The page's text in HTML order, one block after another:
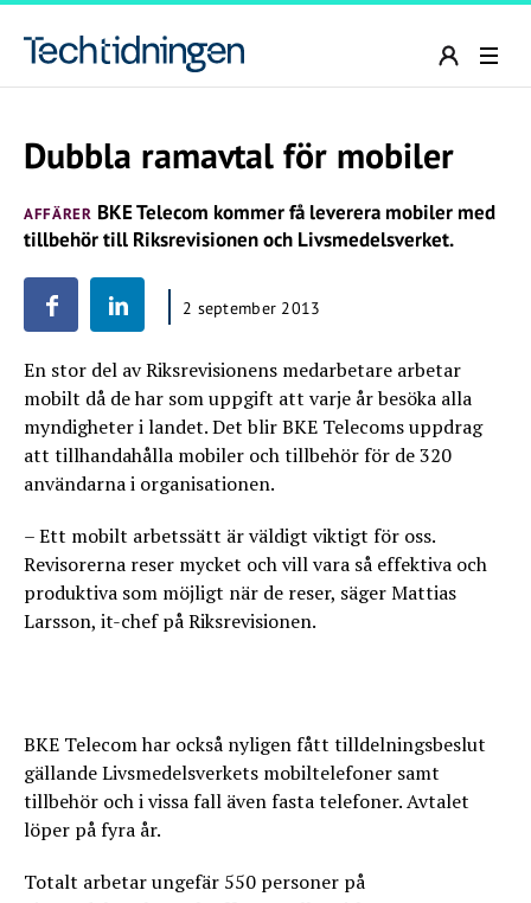
Dubbla ramavtal för mobiler
AFFÄRER BKE Telecom kommer få leverera mobiler med
tillbehör till Riksrevisionen och Livsmedelsverket.
2 september 2013
En stor del av Riksrevisionens medarbetare arbetar
mobilt då de har som uppgift att varje år besöka alla
myndigheter i landet. Det blir BKE Telecoms uppdrag
att tillhandahålla mobiler och tillbehör för de 320
användarna i organisationen.
– Ett mobilt arbetssätt är väldigt viktigt för oss.
Revisorerna reser mycket och vill vara så effektiva och
produktiva som möjligt när de reser, säger Mattias
Larsson, it-chef på Riksrevisionen.
BKE Telecom har också nyligen fått tilldelningsbeslut
gällande Livsmedelsverkets mobiltelefoner samt
tillbehör och i vissa fall även fasta telefoner. Avtalet
löper på fyra år.
Totalt arbetar ungefär 550 personer på